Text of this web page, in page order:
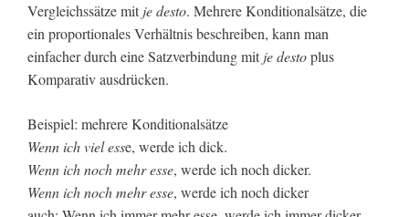
Vergleichssätze mit je desto. Mehrere Konditionalsätze, die
ein proportionales Verhältnis beschreiben, kann man
einfacher durch eine Satzverbindung mit je destoplus
Komparativ ausdrücken.
Beispiel: mehrere Konditionalsätze
Wenn ich viel esse, werde ich dick.
Wenn ich noch mehr esse, werde ich noch dicker.
Wenn ich noch mehr esse, werde ich noch dicker